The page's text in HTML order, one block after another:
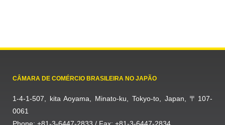
CÂMARA DE COMÉRCIO BRASILEIRA NO JAPÃO
1-4-1-507, kita Aoyama, Minato-ku, Tokyo-to, Japan, 〒107-
0061